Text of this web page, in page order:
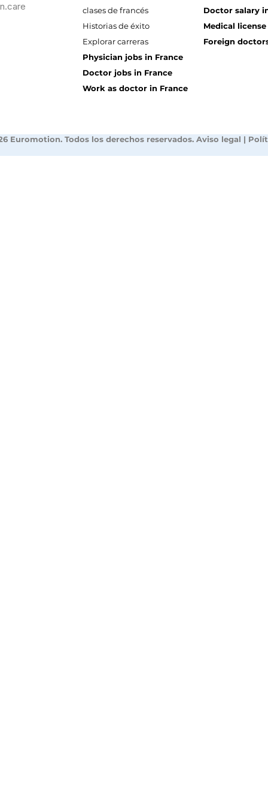
clases de francés
Historias de éxito
Explorar carreras
Physician jobs in France
Doctor jobs in France
Work as doctor in France
Doctor salary
Medical
Foreign
Euromotion. Todos los derechos reservados. Aviso legal |